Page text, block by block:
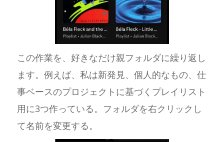
この作業を、好きなだけ親フォルダに繰り返し
ます。例えば、私は新発見、個人的なもの、仕
事ベースのプロジェクトに基づくプレイリスト
用に3つ作っている。フォルダを右クリックし
て名前を変更する。